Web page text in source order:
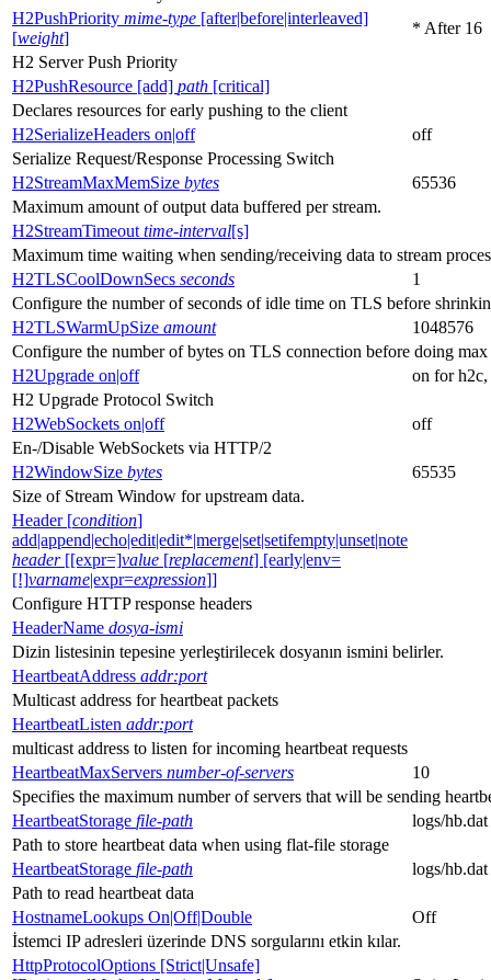
H2PushPriority mime-type [after|before|interleaved]
[weight]
* After 16
H2 Server Push Priority
H2PushResource [add] path [critical]
Declares resources for early pushing to the client
H2SerializeHeaders on|off
off
Serialize Request/Response Processing Switch
H2StreamMaxMemSize bytes
65536
Maximum amount of output data buffered per stream.
H2StreamTimeout time-interval[s]
Maximum time waiting when sending/receiving data to stream
H2TLSCoolDownSecs seconds
1
Configure the number of seconds of idle time on TLS before
H2TLSWarmUpSize amount
1048576
Configure the number of bytes on TLS connection before doing
H2Upgrade on|off
on for
H2 Upgrade Protocol Switch
H2WebSockets on|off
off
En-/Disable WebSockets via HTTP/2
H2WindowSize bytes
65535
Size of Stream Window for upstream data.
Header [condition]
add|append|echo|edit|edit*|merge|set|setifempty|unset|note
header[[expr=]value [replacement] [early|env=
[!]varname|expr=expression]]
Configure HTTP response headers
HeaderName dosya-ismi
Dizin listesinin tepesine yerleştirilecek dosyanın ismini belirler.
HeartbeatAddress addr:port
Multicast address for heartbeat packets
HeartbeatListen addr:port
multicast address to listen for incoming heartbeat requests
HeartbeatMaxServers number-of-servers
10
Specifies the maximum number of servers that will be sending
HeartbeatStorage file-path
logs/hb.dat
Path to store heartbeat data when using flat-file storage
HeartbeatStorage file-path
logs/hb.dat
Path to read heartbeat data
HostnameLookups On|Off|Double
Off
İstemci IP adresleri üzerinde DNS sorgularını etkin kılar.
HttpProtocolOptions [Strict|Unsafe]